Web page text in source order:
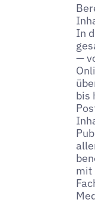
In
—
bis
mit